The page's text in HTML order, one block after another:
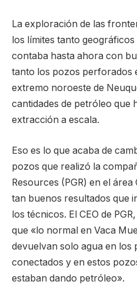
La exploración de las
los límites tanto
contaba hasta ahora con
tanto los pozos perforados
extremo noroeste de
cantidades de petróleo que
extracción a escala.
Eso es lo que acaba de
pozos que realizó la
Resources (PGR) en el
tan buenos resultados que
los técnicos. El CEO de
que «lo normal en Vaca
devuelvan solo agua en los
conectados y en estos
estaban dando petróleo».